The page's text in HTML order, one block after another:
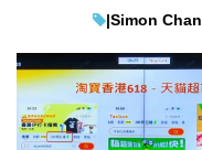
|Simon Chan